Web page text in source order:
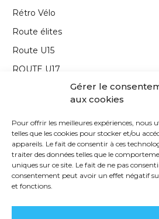
Gérer le
aux cookies
Pour offrir les meilleures expériences, nous
telles que les cookies pour stocker et/ou
appareils. Le fait de consentir à ces
traiter des données telles que le
uniques sur ce site. Le fait de ne pas
consentement peut avoir un effet négatif
et fonctions.
Rétro Vélo
Route élites
Route U15
ROUTE U17
Route U23
Cyclo-cross
Interview
Carnet de route